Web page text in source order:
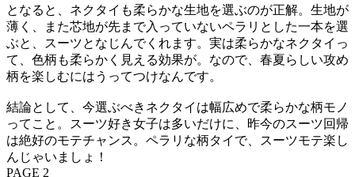
となると、ネクタイも柔らかな生地を選ぶのが正解。生地が
薄く、また芯地が先まで入っていないペラリとした一本を選
ぶと、スーツとなじんでくれます。実は柔らかなネクタイっ
て、色柄も柔らかく見える効果が。なので、春夏らしい攻め
柄を楽しむにはうってつけなんです。
結論として、今選ぶべきネクタイは幅広めで柔らかな柄モノ
ってこと。スーツ好き女子は多いだけに、昨今のスーツ回帰
は絶好のモテチャンス。ペラリな柄タイで、スーツモテ楽し
んじゃいましょ！
PAGE 2